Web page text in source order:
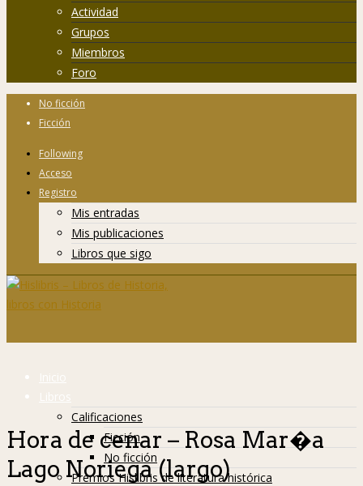
Actividad
Grupos
Miembros
Foro
No ficción
Ficción
Following
Acceso
Registro
Mis entradas
Mis publicaciones
Libros que sigo
Inicio
Libros
Calificaciones
Ficción
No ficción
Premios Hislibris de literatura histórica
Hora de cenar – Rosa Mar�a
Lago Noriega (largo)